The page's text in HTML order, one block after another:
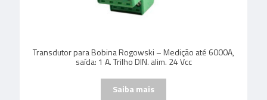
Transdutor para Bobina Rogowski – Medição até 6000A,
saída: 1 A. Trilho DIN. alim. 24 Vcc